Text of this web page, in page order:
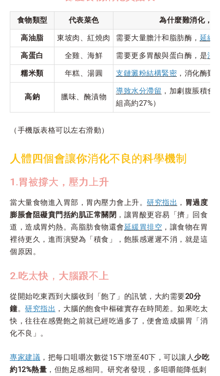
食物類型 代表菜色
為什麼難消化，
高油脂
東坡肉、紅燒肉 需要大量膽汁和脂肪酶， 延緩
高蛋白
全雞、海鮮 需要更多胃酸與蛋白酶，是消
糯米類
年糕、湯圓 支鏈澱粉結構緊密 ，消化酶難
高鈉 臘味、醃漬物
導致水分滯留 ，加劇腹脹積食
組高約27%）
（手機版表格可以左右滑動）
人體四個會讓你消化不良的科學機制
1.胃被撐大，壓力上升
當大量食物進入胃部，胃內壓力會上升。 研究指出 ， 胃過度
膨脹會阻礙賁門括約肌正常關閉 ，讓胃酸更容易「擠」回食
道，造成胃灼熱。高脂肪食物還會延緩胃排空 ，讓食物在胃
裡待更久，進而演變為「積食」，飽脹感遲遲不消，就是這
個原因。
2.吃太快，大腦跟不上
從開始吃東西到大腦收到「飽了」的訊號，大約需要20分
鐘。 研究指出 ，大腦的飽食中樞確實存在時間差。如果吃太
快，往往在感覺飽之前就已經吃過多了，便會造成腸胃「消
化不良」。
專家建議 ，把每口咀嚼次數從15下增至40下，可以讓人少吃
約12%熱量 ，但飽足感相同。研究者發現，多咀嚼能降低刺